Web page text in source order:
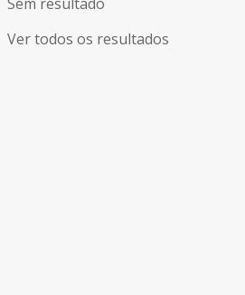
Ver todos os resultados